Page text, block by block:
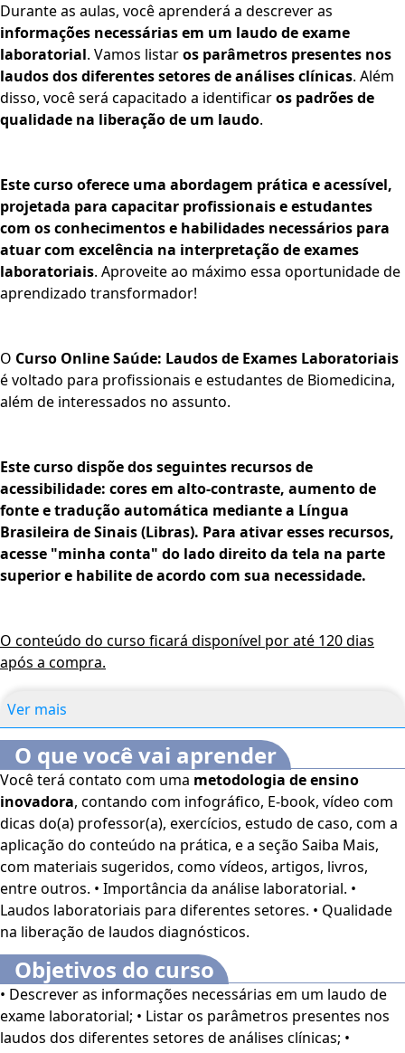
Durante as aulas, você aprenderá a descrever as
informações necessárias em um laudo de exame
laboratorial. Vamos listaros parâmetros presentes nos
laudos dos diferentes setores de análises clínicas. Além
disso, você será capacitado a identificaros padrões de
qualidade na liberação de um laudo.
Este curso oferece uma abordagem prática e acessível,
projetada para capacitar profissionais e estudantes
com os conhecimentos e habilidades necessários para
atuar com excelência na interpretação de exames
laboratoriais. Aproveite ao máximo essa oportunidade de
aprendizado transformador!
O Curso Online Saúde: Laudos de Exames Laboratoriais
é voltado para profissionais e estudantes de Biomedicina,
além de interessados no assunto.
Este curso dispõe dos seguintes recursos de
acessibilidade: cores em alto-contraste, aumento de
fonte e tradução automática mediante a Língua
Brasileira de Sinais (Libras). Para ativar esses recursos,
acesse "minha conta" do lado direito da tela na parte
superior e habilite de acordo com sua necessidade.
O conteúdo do curso ficará disponível por até 120 dias
após a compra.
Ver mais
O que você vai aprender
Você terá contato com uma metodologia de ensino
inovadora, contando com infográfico, E-book, vídeo com
dicas do(a) professor(a), exercícios, estudo de caso, com a
aplicação do conteúdo na prática, e a seção Saiba Mais,
com materiais sugeridos, como vídeos, artigos, livros,
entre outros. • Importância da análise laboratorial. •
Laudos laboratoriais para diferentes setores. • Qualidade
na liberação de laudos diagnósticos.
Objetivos do curso
• Descrever as informações necessárias em um laudo de
exame laboratorial; • Listar os parâmetros presentes nos
laudos dos diferentes setores de análises clínicas; •